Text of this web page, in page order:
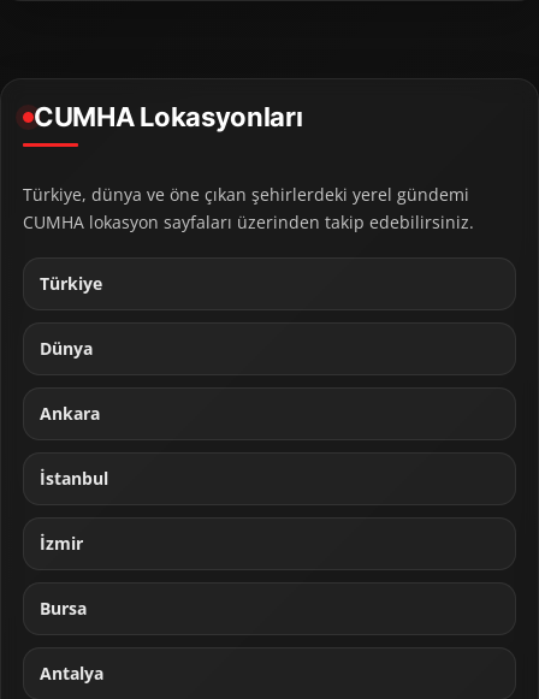
CUMHA Lokasyonları
Türkiye, dünya ve öne çıkan şehirlerdeki yerel gündemi
CUMHA lokasyon sayfaları üzerinden takip edebilirsiniz.
Türkiye
Dünya
Ankara
İstanbul
İzmir
Bursa
Antalya